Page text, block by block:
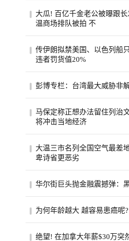
大瓜! 百亿千金老公被曝跟
温商场排队被拍 不
然把香港豪门圈炸
在社...
传伊朗拟禁美国、以色列船
违者罚货值20%
半官方媒体法斯通
彭博专栏：台湾最大威胁非
台湾民众更该担心
社）...
马保定称正想办法留住列治
将冲击当地经济
脚点？列治文市官
大温三市名列全国空气最差
卑诗省更恶劣
空气质素最恶劣地
华尔街巨头抛金融震撼弹：
开始拉响警报。摩
为何年龄越大 越容易患癌呢?
友似乎变多了。五
绝望! 在加拿大年薪$30万突